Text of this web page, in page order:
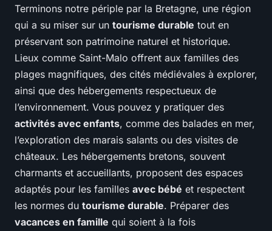
Terminons notre périple par la Bretagne, une région
qui a su miser sur un tourisme durable tout en
préservant son patrimoine naturel et historique.
Lieux comme Saint-Malo offrent aux familles des
plages magnifiques, des cités médiévales à explorer,
ainsi que des hébergements respectueux de
l’environnement. Vous pouvez y pratiquer des
activités avec enfants, comme des balades en mer,
l’exploration des marais salants ou des visites de
châteaux. Les hébergements bretons, souvent
charmants et accueillants, proposent des espaces
adaptés pour les familles avec bébé et respectent
les normes du tourisme durable. Préparer des
vacances en famille qui soient à la fois